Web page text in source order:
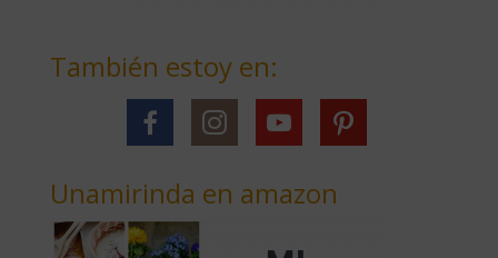
También estoy en:
Unamirinda en amazon